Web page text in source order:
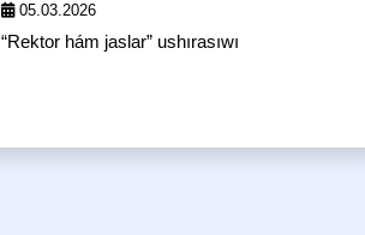
05.03.2026
“Rektor hám jaslar” ushırasıwı